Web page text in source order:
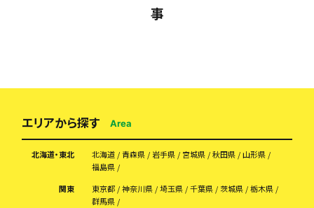
事
エリアから探す Area
北海道・東北 北海道 青森県 岩手県 宮城県 秋田県
山形県
福島県
関東
東京都 神奈川県 埼玉県 千葉県 茨城県
栃木県
群馬県